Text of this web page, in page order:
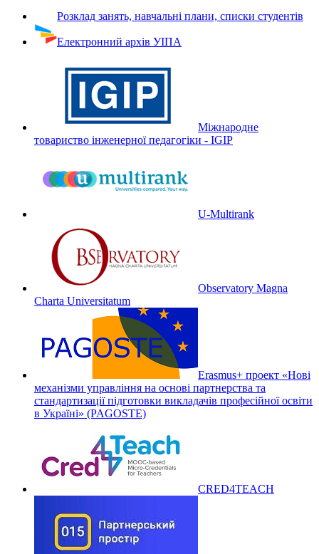
Розклад занять, навчальні плани, списки студентів
Електронний архів УІПА
Міжнародне
товариство інженерної педагогіки - IGIP
U-Multirank
Observatory Magna
Charta Universitatum
Erasmus+ проект «Нові
механізми управління на основі партнерства та
стандартизації підготовки викладачів професійної освіти
в Україні» (PAGOSTE)
CRED4TEACH